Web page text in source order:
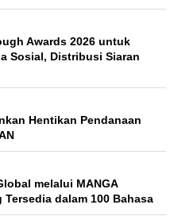
Awards 2026 untuk
Sosial, Distribusi Siaran
Hentikan Pendanaan
melalui MANGA
dalam 100 Bahasa